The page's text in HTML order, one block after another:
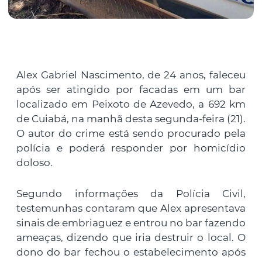
Alex Gabriel Nascimento, de 24 anos, faleceu
após ser atingido por facadas em um bar
localizado em Peixoto de Azevedo, a 692 km
de Cuiabá, na manhã desta segunda-feira (21).
O autor do crime está sendo procurado pela
polícia e poderá responder por homicídio
doloso.
Segundo informações da Polícia Civil,
testemunhas contaram que Alex apresentava
sinais de embriaguez e entrou no bar fazendo
ameaças, dizendo que iria destruir o local. O
dono do bar fechou o estabelecimento após